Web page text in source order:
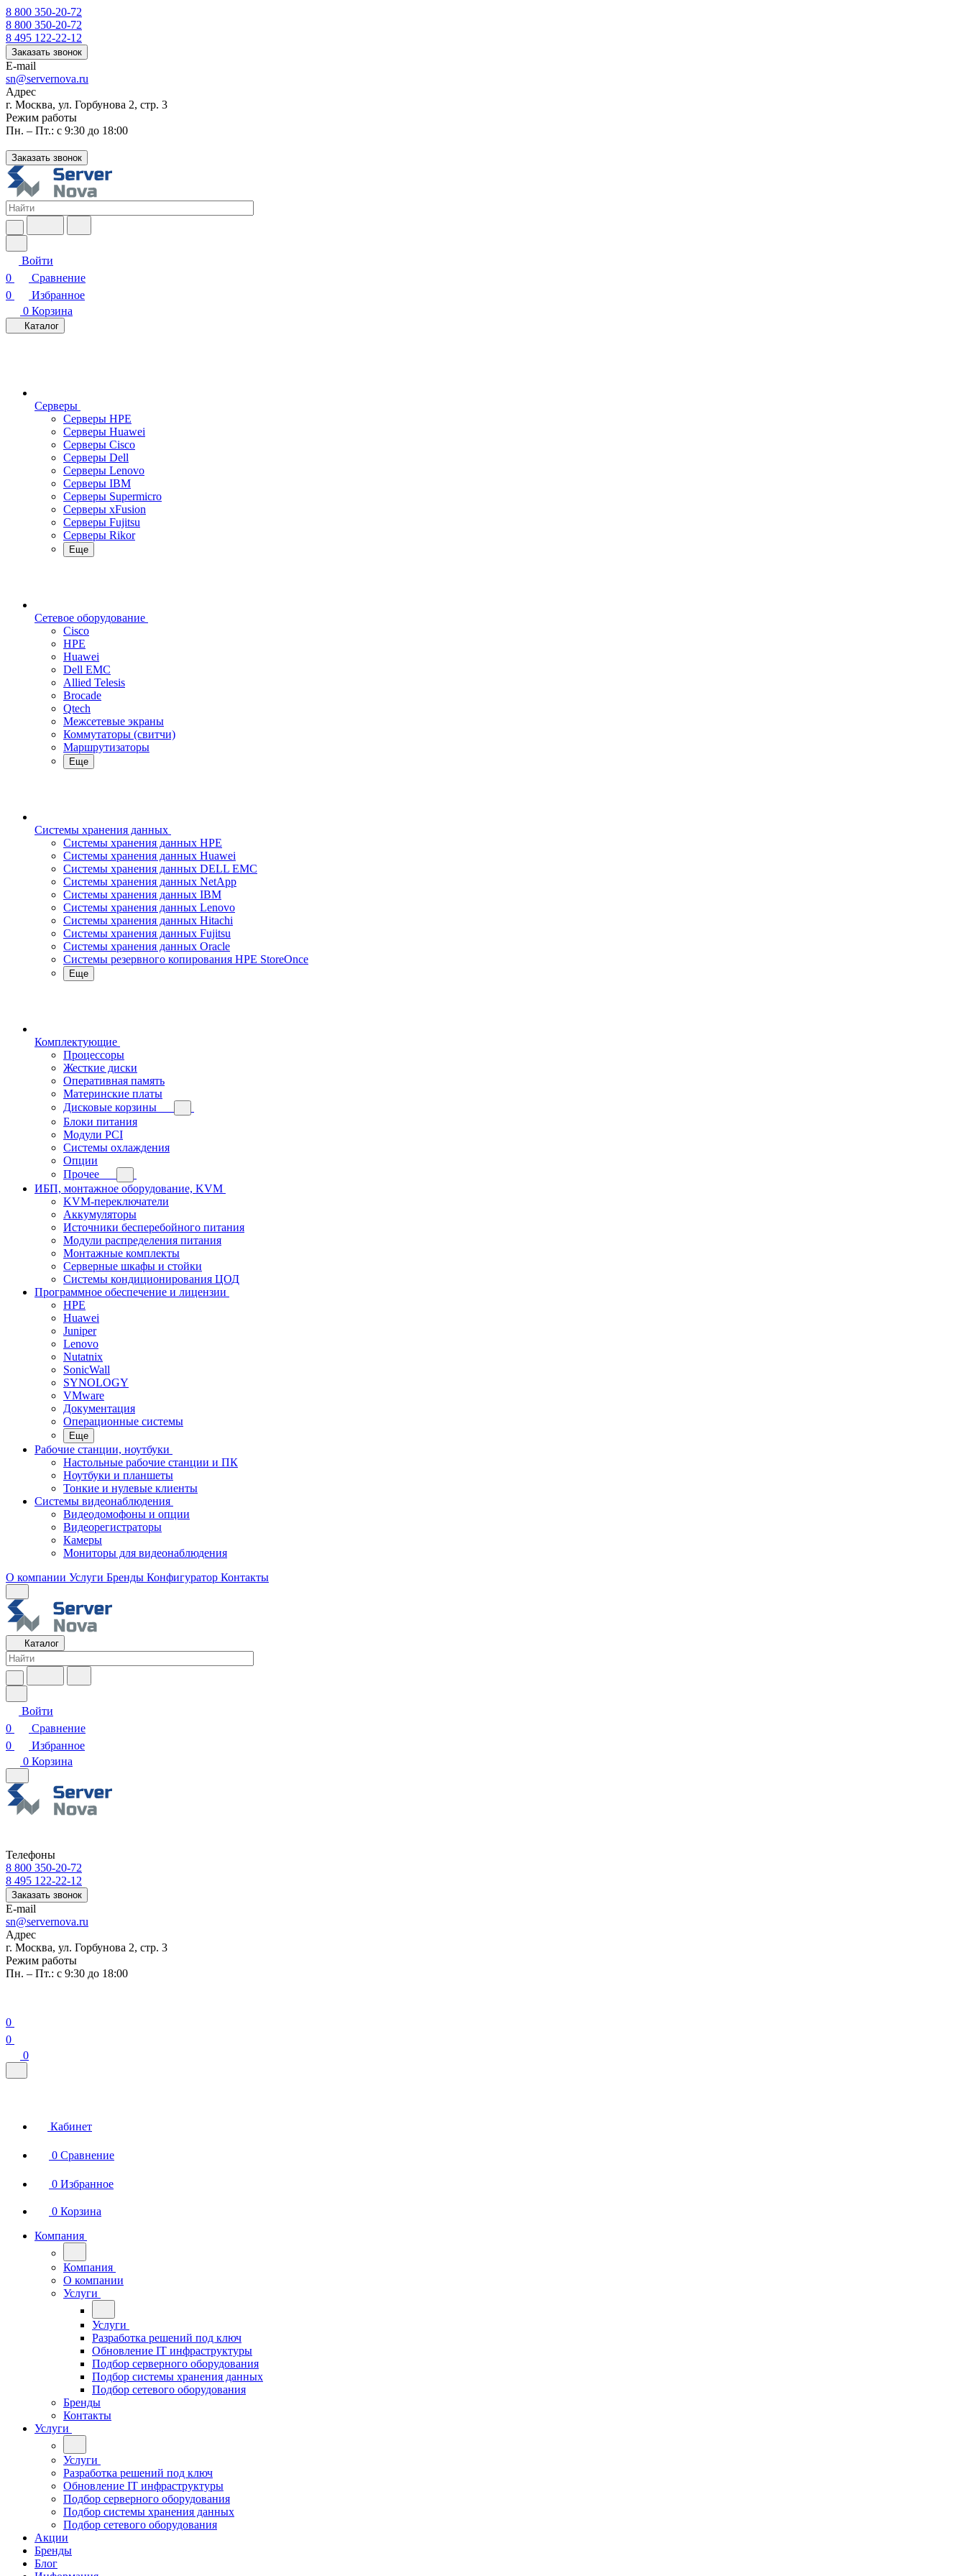
8 800 350-20-72
8 800 350-20-72
8 495 122-22-12
Заказать звонок
E-mail
sn@servernova.ru
Адрес
г. Москва, ул. Горбунова 2, стр. 3
Режим работы
Пн. – Пт.: с 9:30 до 18:00
Заказать звонок
Войти
0
Сравнение
0
Избранное
0 Корзина
Каталог
Серверы
Серверы HPE
Серверы Huawei
Серверы Cisco
Серверы Dell
Серверы Lenovo
Серверы IBM
Серверы Supermicro
Серверы xFusion
Серверы Fujitsu
Серверы Rikor
Еще
Сетевое оборудование
Cisco
HPE
Huawei
Dell EMC
Allied Telesis
Brocade
Qtech
Межсетевые экраны
Коммутаторы (свитчи)
Маршрутизаторы
Еще
Системы хранения данных
Системы хранения данных HPE
Системы хранения данных Huawei
Системы хранения данных DELL EMC
Cистемы хранения данных NetApp
Системы хранения данных IBM
Системы хранения данных Lenovo
Системы хранения данных Hitachi
Системы хранения данных Fujitsu
Системы хранения данных Oracle
Системы резервного копирования HPE StoreOnce
Еще
Комплектующие
Процессоры
Жесткие диски
Оперативная память
Материнские платы
Дисковые корзины
Блоки питания
Модули PCI
Системы охлаждения
Опции
Прочее
ИБП, монтажное оборудование, KVM
KVM-переключатели
Аккумуляторы
Источники бесперебойного питания
Модули распределения питания
Монтажные комплекты
Серверные шкафы и стойки
Системы кондиционирования ЦОД
Программное обеспечение и лицензии
HPE
Huawei
Juniper
Lenovo
Nutatnix
SonicWall
SYNOLOGY
VMware
Документация
Операционные системы
Еще
Рабочие станции, ноутбуки
Настольные рабочие станции и ПК
Ноутбуки и планшеты
Тонкие и нулевые клиенты
Системы видеонаблюдения
Видеодомофоны и опции
Видеорегистраторы
Камеры
Мониторы для видеонаблюдения
О компании Услуги Бренды Конфигуратор Контакты
Каталог
Войти
0
Сравнение
0
Избранное
0 Корзина
Телефоны
8 800 350-20-72
8 495 122-22-12
Заказать звонок
E-mail
sn@servernova.ru
Адрес
г. Москва, ул. Горбунова 2, стр. 3
Режим работы
Пн. – Пт.: с 9:30 до 18:00
0
0
0
Кабинет
0 Сравнение
0 Избранное
0 Корзина
Компания
Компания
О компании
Услуги
Услуги
Разработка решений под ключ
Обновление IT инфраструктуры
Подбор серверного оборудования
Подбор системы хранения данных
Подбор сетевого оборудования
Бренды
Контакты
Услуги
Услуги
Разработка решений под ключ
Обновление IT инфраструктуры
Подбор серверного оборудования
Подбор системы хранения данных
Подбор сетевого оборудования
Акции
Бренды
Блог